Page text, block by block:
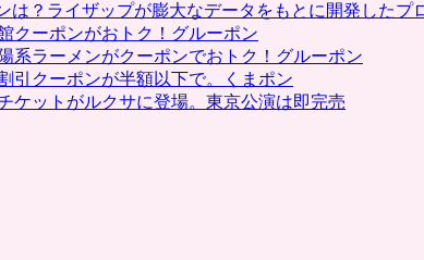
？ライザップが膨大なデータをもとに開発したプ
クーポンがおトク！グルーポン
系ラーメンがクーポンでおトク！グルーポン
引クーポンが半額以下で。くまポン
ケットがルクサに登場。東京公演は即完売